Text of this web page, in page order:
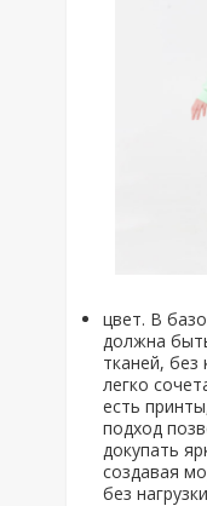
цвет. В
должна
тканей, без
легко
есть
подход
докупать
создавая
без